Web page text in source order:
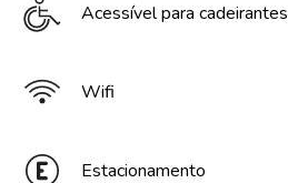
Acessível para cadeirantes
Wifi
Estacionamento